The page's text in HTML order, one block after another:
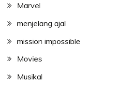
Marvel
menjelang ajal
mission impossible
Movies
Musikal